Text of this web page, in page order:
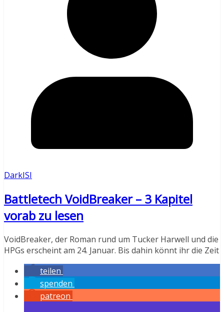
DarkISI
Battletech VoidBreaker – 3 Kapitel
vorab zu lesen
VoidBreaker, der Roman rund um Tucker Harwell und die
HPGs erscheint am 24. Januar. Bis dahin könnt ihr die Zeit
teilen
spenden
patreon